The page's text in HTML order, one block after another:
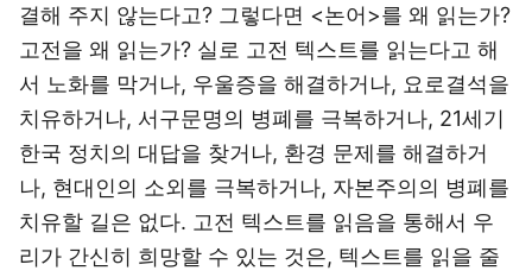
결해 주지 않는다고? 그렇다면 <논어>를 왜 읽는가?
고전을 왜 읽는가? 실로 고전 텍스트를 읽는다고 해
서 노화를 막거나, 우울증을 해결하거나, 요로결석을
치유하거나, 서구문명의 병폐를 극복하거나, 21세기
한국 정치의 대답을 찾거나, 환경 문제를 해결하거
나, 현대인의 소외를 극복하거나, 자본주의의 병폐를
치유할 길은 없다. 고전 텍스트를 읽음을 통해서 우
리가 간신히 희망할 수 있는 것은, 텍스트를 읽을 줄